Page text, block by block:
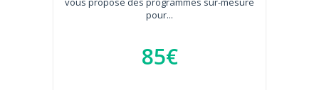
pour...
85€